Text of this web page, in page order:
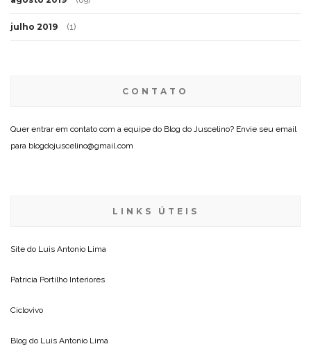
julho 2019 (1)
CONTATO
Quer entrar em contato com a equipe do Blog do Juscelino? Envie seu email
para blogdojuscelino@gmail.com
LINKS ÚTEIS
Site do Luis Antonio Lima
Patricia Portilho Interiores
Ciclovivo
Blog do Luis Antonio Lima